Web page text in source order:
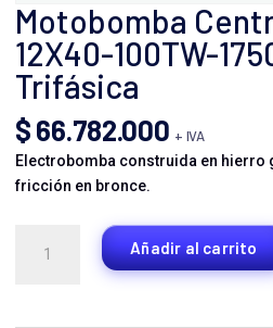
Motobomba
12X40-100TW-
Trifásica
$66.782.000 + IVA
Electrobomba construida en hierro
fricción en bronce.
Centrífuga
Añadir al carrito